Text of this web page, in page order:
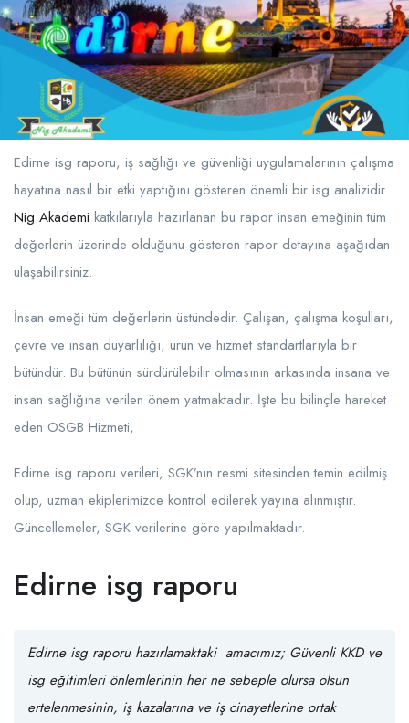
Edirne isg raporu, iş sağlığı ve güvenliği uygulamalarının çalışma
hayatına nasıl bir etki yaptığını gösteren önemli bir isg analizidir.
Nig Akademi katkılarıyla hazırlanan bu rapor insan emeğinin tüm
değerlerin üzerinde olduğunu gösteren rapor detayına aşağıdan
ulaşabilirsiniz.
İnsan emeği tüm değerlerin üstündedir. Çalışan, çalışma koşulları,
çevre ve insan duyarlılığı, ürün ve hizmet standartlarıyla bir
bütündür. Bu bütünün sürdürülebilir olmasının arkasında insana ve
insan sağlığına verilen önem yatmaktadır. İşte bu bilinçle hareket
eden OSGB Hizmeti,
Edirne isg raporu verileri, SGK’nın resmi sitesinden temin edilmiş
olup, uzman ekiplerimizce kontrol edilerek yayına alınmıştır.
Güncellemeler, SGK verilerine göre yapılmaktadır.
Edirne isg raporu
Edirne isg raporu hazırlamaktaki amacımız; Güvenli KKDve
isg eğitimleriönlemlerinin her ne sebeple olursa olsun
ertelenmesinin, iş kazalarına ve iş cinayetlerine ortak